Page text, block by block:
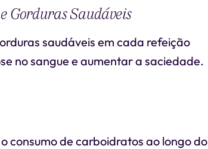
Gorduras Saudáveis
saudáveis em cada refeição
no sangue e aumentar a saciedade.
consumo de carboidratos ao longo do